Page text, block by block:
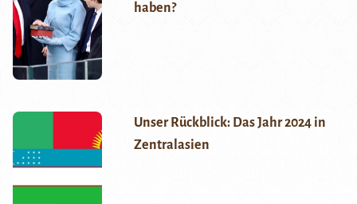
haben?
Unser Rückblick: Das Jahr 2024 in
Zentralasien